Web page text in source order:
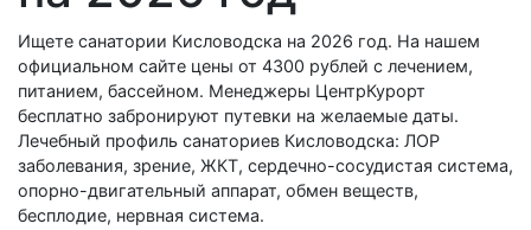
Ищете санатории Кисловодска на 2026 год. На нашем
официальном сайте цены от 4300 рублей с лечением,
питанием, бассейном. Менеджеры ЦентрКурорт
бесплатно забронируют путевки на желаемые даты.
Лечебный профиль санаториев Кисловодска: ЛОР
заболевания, зрение, ЖКТ, сердечно-сосудистая система,
опорно-двигательный аппарат, обмен веществ,
бесплодие, нервная система.